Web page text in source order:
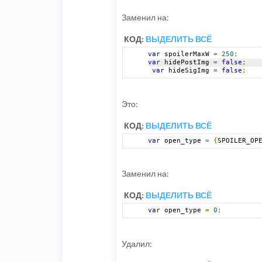
Заменил на:
КОД: ВЫДЕЛИТЬ ВСЁ
var spoilerMaxW = 250 ;
var hidePostImg = false ;
var hideSigImg = false ;
Это:
КОД: ВЫДЕЛИТЬ ВСЁ
var open_type = {
Заменил на:
КОД: ВЫДЕЛИТЬ ВСЁ
var open_type = 0 ;
Удалил: